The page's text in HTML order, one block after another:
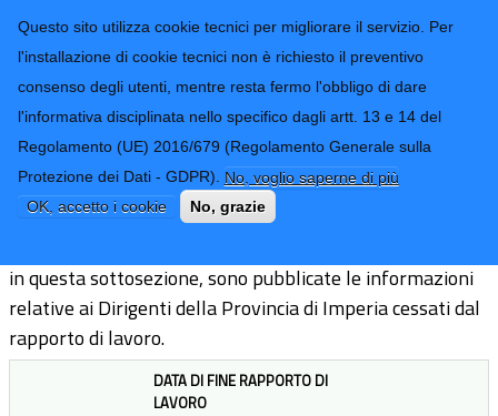
Questo sito utilizza cookie tecnici per migliorare il servizio. Per
l'installazione di cookie tecnici non è richiesto il preventivo
consenso degli utenti, mentre resta fermo l'obbligo di dare
l'informativa disciplinata nello specifico dagli artt. 13 e 14 del
Regolamento (UE) 2016/679 (Regolamento Generale sulla
Protezione dei Dati - GDPR). No, voglio saperne di più
OK, accetto i cookie
No, grazie
Provincia di
Imperia
CONTATTI-URP
TRASPARENZA
Form di ricerca
Dirigenti cessati
in questa sottosezione, sono pubblicate le informazioni
relative ai Dirigenti della Provincia di Imperia cessati dal
rapporto di lavoro.
DATA DI FINE RAPPORTO DI
LAVORO